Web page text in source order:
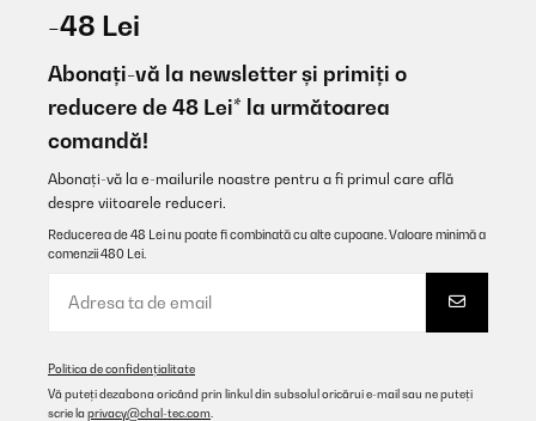
-48 Lei
Abonați-vă la newsletter și primiți o
reducere de 48 Lei* la următoarea
comandă!
Abonați-vă la e-mailurile noastre pentru a fi primul care află
despre viitoarele reduceri.
Reducerea de 48 Lei nu poate fi combinată cu alte cupoane. Valoare minimă a
comenzii 480 Lei.
Politica de confidențialitate
Vă puteți dezabona oricând prin linkul din subsolul oricărui e-mail sau ne puteți
scrie la privacy@chal-tec.com